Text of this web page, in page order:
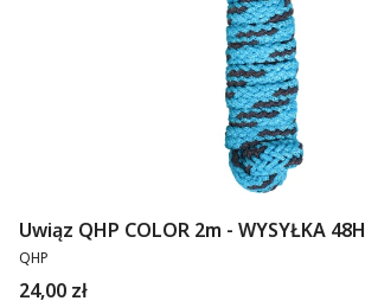
Uwiąz QHP COLOR 2m - WYSYŁKA 48H
PRODUCENT
QHP
Cena
24,00 zł